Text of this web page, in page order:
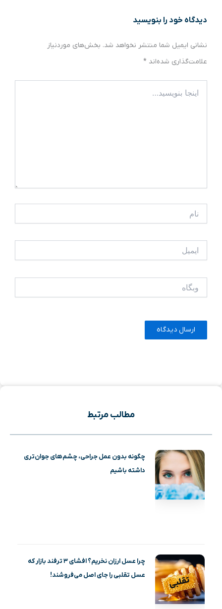
دیدگاه‌ خود را بنویسید
نشانی ایمیل شما منتشر نخواهد شد. بخش‌های موردنیاز
علامت‌گذاری شده‌اند *
بنویسید…
مطالب مرتبط
چگونه بدون عمل جراحی، چشم‌های جوان‌تری
داشته باشیم
چرا عسل ارزان نخریم؟ افشای ۳ ترفند بازار که
عسل تقلبی را جای اصل می‌فروشند!